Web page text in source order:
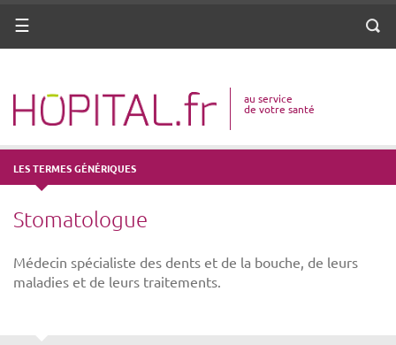
ANNUAIRE
VOTRE SANTÉ
DROITS & DÉMARCHES
MISSIONS
MÉTIERS
Menu
au service
de votre santé
LES TERMES GÉNÉRIQUES
Stomatologue
Médecin spécialiste des dents et de la bouche, de leurs
maladies et de leurs traitements.